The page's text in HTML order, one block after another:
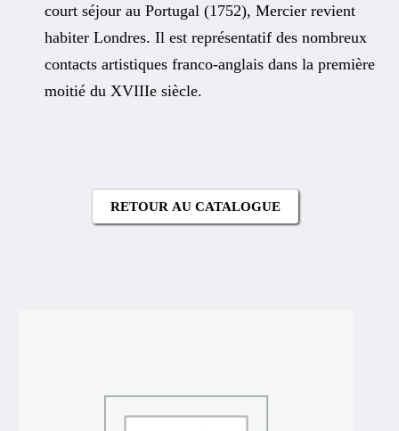
court séjour au Portugal (1752), Mercier revient
habiter Londres. Il est représentatif des nombreux
contacts artistiques franco-anglais dans la première
moitié du XVIIIe siècle.
RETOUR AU CATALOGUE